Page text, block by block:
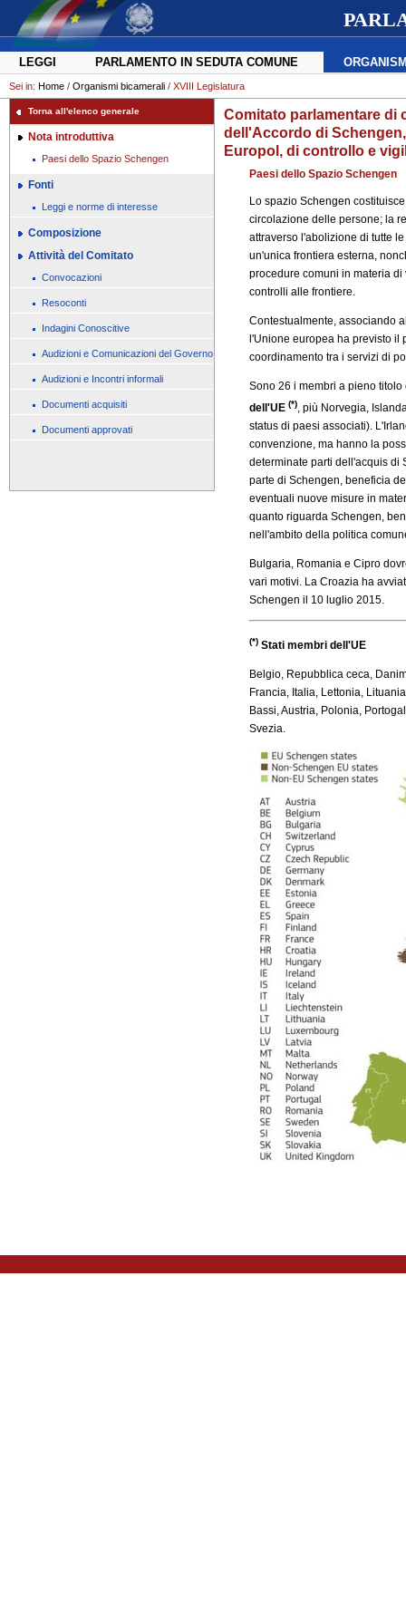
LEGGI PARLAMENTO IN SEDUTA COMUNE
Sei in: Home / Organismi bicamerali / XVIII Legislatura
Torna all'elenco generale
Nota introduttiva
Paesi dello Spazio Schengen
Fonti
Leggi e norme di interesse
Composizione
Attività del Comitato
Convocazioni
Resoconti
Indagini Conoscitive
Audizioni e Comunicazioni del Governo
Audizioni e Incontri informali
Documenti acquisiti
Documenti approvati
Comitato parlamentare di
dell'Accordo di
Europol, di controllo e
Paesi dello Spazio Schengen
Lo spazio Schengen
circolazione delle persone; la
attraverso l'abolizione di tutte
un'unica frontiera esterna,
procedure comuni in materia
controlli alle frontiere.
Contestualmente, associando
l'Unione europea ha previsto
coordinamento tra i servizi di
Sono 26 i membri a pieno
dell'UE(*), più Norvegia,
status di paesi associati).
convenzione, ma hanno la
determinate parti dell'acquis di
parte di Schengen, beneficia
eventuali nuove misure in
quanto riguarda Schengen,
nell'ambito della politica
Bulgaria, Romania e Cipro
vari motivi. La Croazia ha
Schengen il 10 luglio 2015.
(*) Stati membri dell'UE
Belgio, Repubblica ceca,
Francia, Italia, Lettonia,
Bassi, Austria, Polonia,
Svezia.